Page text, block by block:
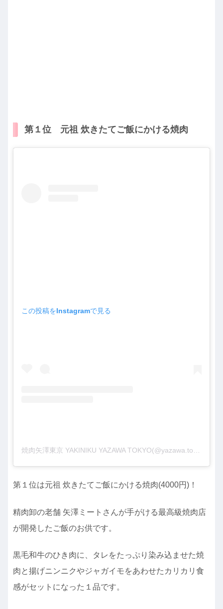
第１位 元祖 炊きたてご飯にかける焼肉
この投稿をInstagramで見る
第１位は元祖 炊きたてご飯にかける焼肉(4000円)！
精肉卸の老舗 矢澤ミートさんが手がける最高級焼肉店
が開発したご飯のお供です。
黒毛和牛のひき肉に、タレをたっぷり染み込ませた焼
肉と揚げニンニクやジャガイモをあわせたカリカリ食
感がセットになった１品です。